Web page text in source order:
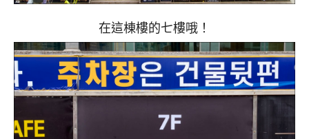
在這棟樓的七樓哦！